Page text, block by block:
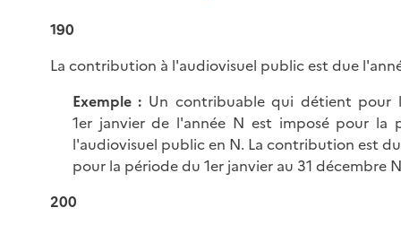
190
La contribution à l'audiovisuel public est due
Exemple : Un contribuable qui détient pour
1er janvier de l'année N est imposé pour
l'audiovisuel public en N. La contribution est
pour la période du 1er janvier au 31 décembre
200